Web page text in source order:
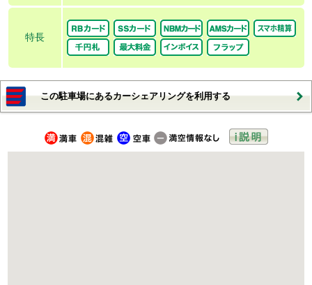
特長
この駐車場にあるカーシェアリングを利用する